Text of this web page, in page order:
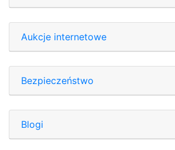
Aukcje internetowe
Bezpieczeństwo
Blogi